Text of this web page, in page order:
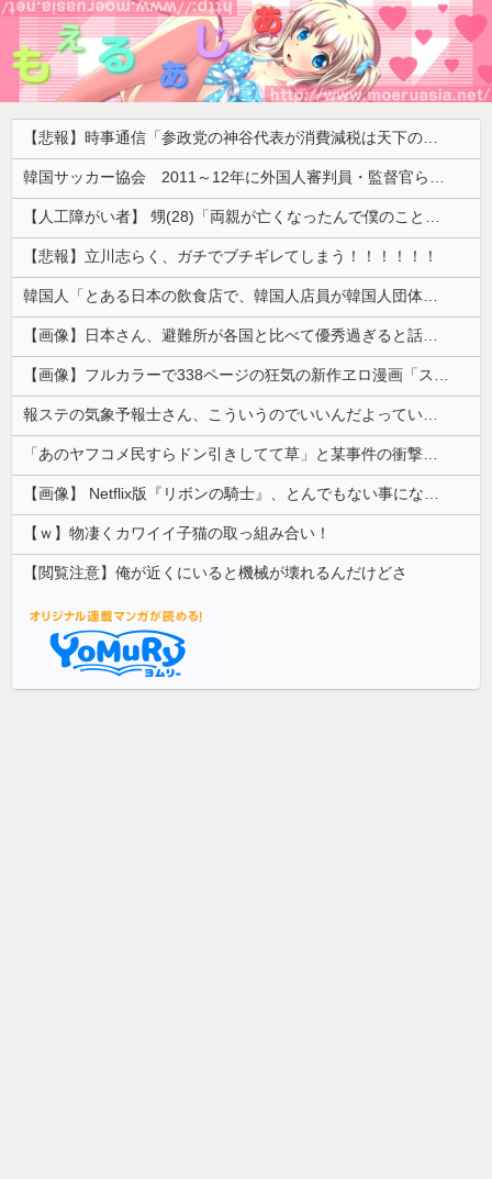
【悲報】時事通信「参政党の神谷代表が消費減税は天下の愚策と批判してるぞ！」 → 安藤幹事長「タイトルに偽りあり！『参政党は消費税廃止派、減税派』」ｗｗｗｗｗｗｗｗ
韓国サッカー協会 2011～12年に外国人審判員・監督官ら10数人を性接待（W杯予選、五輪予選が含まれる）国会議員が事実確認
【人工障がい者】 甥(28)「両親が亡くなったんで僕のこと引き取ってほしいんですけど！」なんでいい年したヒキニートを引き取らなきゃいけないんだ...
【悲報】立川志らく、ガチでブチギレてしまう！！！！！！
韓国人「とある日本の飲食店で、韓国人店員が韓国人団体客と口論になった理由がこちら・・・」
【画像】日本さん、避難所が各国と比べて優秀過ぎると話題に
【画像】フルカラーで338ページの狂気の新作ヱロ漫画「スパ・カイラクーア4」発売から2週間で7万部売れるｗｗｗｗｗ
報ステの気象予報士さん、こういうのでいいんだよっていう横乳の張り
「あのヤフコメ民すらドン引きしてて草」と某事件の衝撃的な公判が話題に、なんか変な力が働いてんのかってくらい……
【画像】 Netflix版『リボンの騎士』、とんでもない事になるｗｗｗｗｗ
【ｗ】物凄くカワイイ子猫の取っ組み合い！
【閲覧注意】俺が近くにいると機械が壊れるんだけどさ